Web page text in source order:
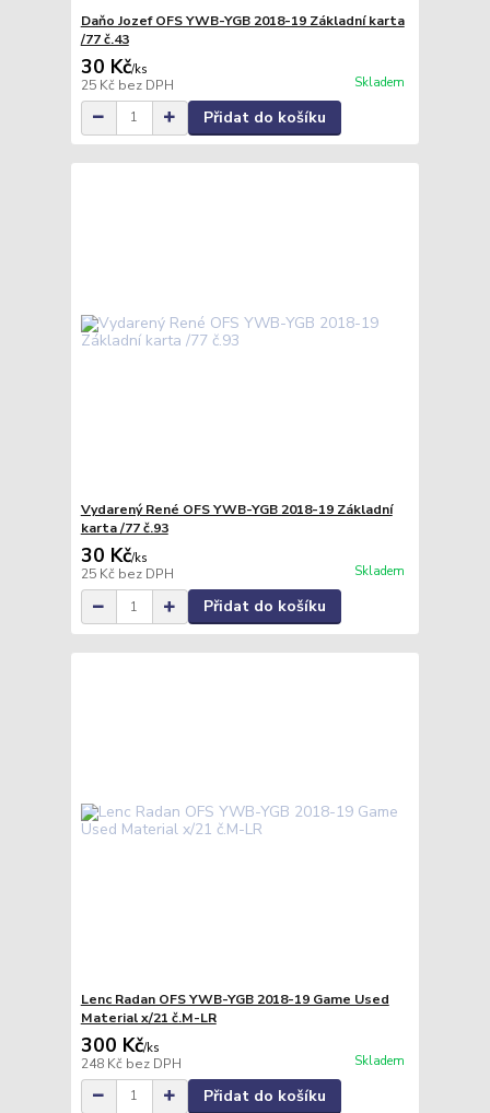
Daňo Jozef OFS YWB-YGB 2018-19 Základní karta
/77 č.43
30 Kč/ks
25 Kč bez DPH Skladem
Přidat do košíku
Vydarený René OFS YWB-YGB 2018-19 Základní
karta /77 č.93
30 Kč/ks
25 Kč bez DPH Skladem
Přidat do košíku
Lenc Radan OFS YWB-YGB 2018-19 Game Used
Material x/21 č.M-LR
300 Kč/ks
248 Kč bez DPH Skladem
Přidat do košíku